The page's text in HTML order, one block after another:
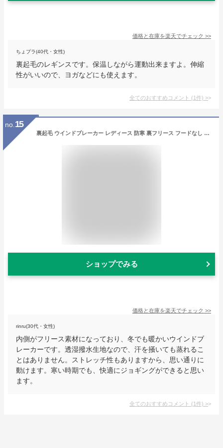
価格と在庫を楽天でチェック >>
ちょプラ(40代・女性)
裏起毛のレギンスです。保温しながら運動出来ますよ。伸縮
性がいいので、ヨガなどにも使えます。
全てのおすすめコメント (1件) >
no. 15
裏起毛 ウインドブレーカー レディース 防寒 裏フリース フードなし ウィンドブレーカーレディース ウォーキング 厚手 暖かい 胸ポケット キャンプ 秋冬 白 ナイロンパーカー スポーツジャケット スポーツウェア 大きい 大きめ 丈長め アノラック かわいい 00236
ショップでみる
価格と在庫を楽天でチェック >>
rinru(30代・女性)
内側がフリース素材になっており、冬でも暖かいウインドブ
レーカーです。透湿撥水生地なので、汗を掻いても蒸れるこ
とはありません。ストレッチ性もありますから、思い通りに
動けます。寒い時期でも、快適にジョギングができると思い
ます。
全てのおすすめコメント (1件) >